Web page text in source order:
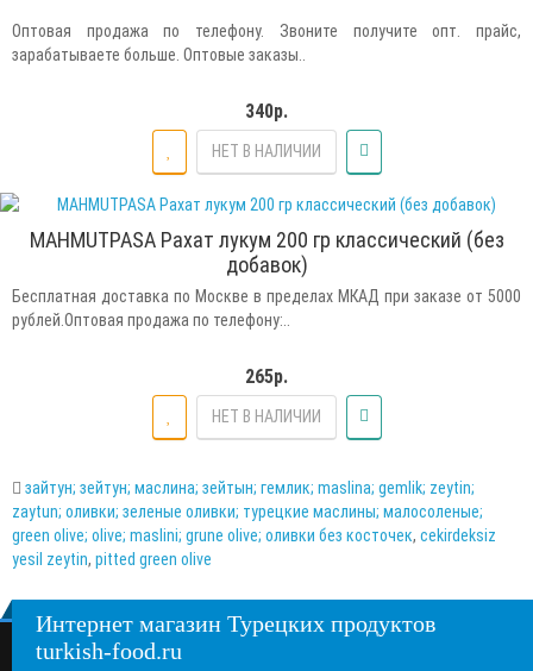
Оптовая продажа по телефону. Звоните получите опт. прайс,
зарабатываете больше. Оптовые заказы..
340р.
НЕТ В НАЛИЧИИ
MAHMUTPASA Рахат лукум 200 гр классический (без
добавок)
Бесплатная доставка по Москве в пределах МКАД при заказе от 5000
рублей.Оптовая продажа по телефону:..
265р.
НЕТ В НАЛИЧИИ
зайтун; зейтун; маслина; зейтын; гемлик; maslina; gemlik; zeytin;
zaytun; оливки; зеленые оливки; турецкие маслины; малосоленые;
green olive; olive; maslini; grune olive; оливки без косточек, cekirdeksiz
yesil zeytin, pitted green olive
Интернет магазин Турецких продуктов
turkish-food.ru